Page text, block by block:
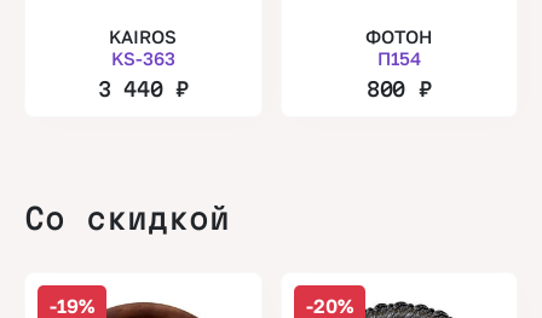
KAIROS
KS-363
3 440 ₽
ФОТОН
П154
800 ₽
Со скидкой
-19% -20%